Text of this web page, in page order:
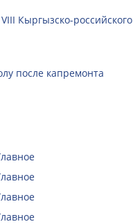
Кыргызско-российского
после капремонта